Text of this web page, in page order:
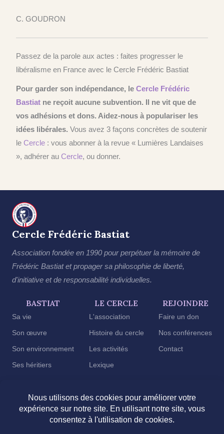
C. GOUDRON
Passez de la parole aux actes : faites progresser le
libéralisme en France avec le Cercle Frédéric Bastiat
Pour garder son indépendance, leCercle Frédéric
Bastiat ne reçoit aucune subvention. Il ne vit que de
vos adhésions et dons. Aidez-nous à populariser les
idées libérales. Vous avez 3 façons concrètes de soutenir
leCercle : vous abonner à la revue « Lumières Landaises
», adhérer auCercle, ou donner.
Cercle Frédéric Bastiat
Association fondée en 1990 pour perpétuer la mémoire de
Frédéric Bastiat et propager sa philosophie de liberté,
d'initiative et de responsabilité individuelles.
BASTIAT
Sa vie
Son œuvre
Son environnement
Ses héritiers
LE CERCLE
L'association
Histoire du cercle
Les activités
Lexique
REJOINDRE
Faire un don
Nos conférences
Contact
2026 © Cercle Frédéric Bastiat